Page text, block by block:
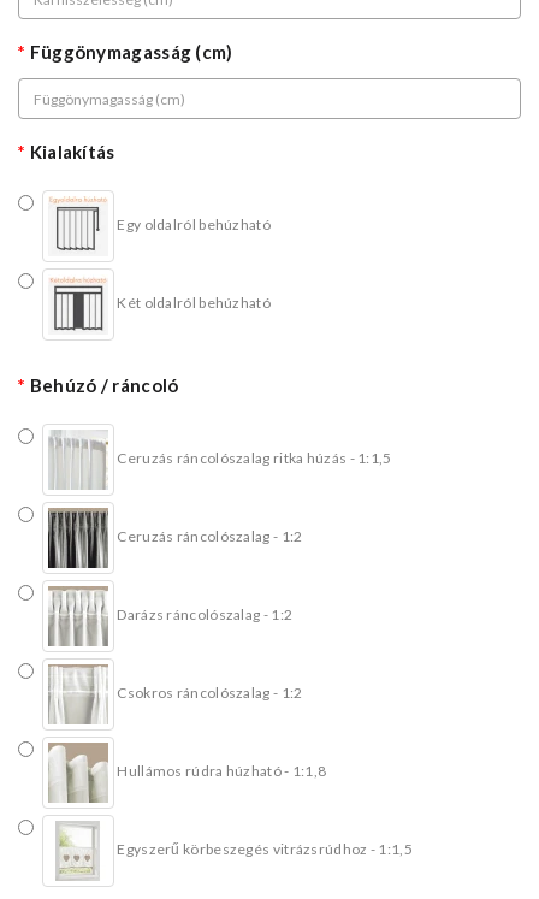
Függönymagasság (cm)
Kialakítás
Egy oldalról behúzható
Két oldalról behúzható
Behúzó / ráncoló
Ceruzás ráncolószalag ritka húzás - 1:1,5
Ceruzás ráncolószalag - 1:2
Darázs ráncolószalag - 1:2
Csokros ráncolószalag - 1:2
Hullámos rúdra húzható - 1:1,8
Egyszerű körbeszegés vitrázsrúdhoz - 1:1,5